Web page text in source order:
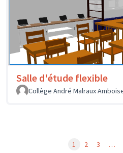
Salle d'étude flexible
Collège André Malraux
1 2 3 …